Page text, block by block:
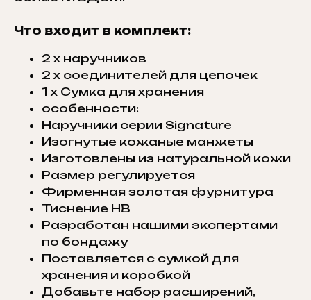
Что входит в комплект:
2 х наручников
2 х соединителей для цепочек
1 х Сумка для хранения
особенности:
Наручники серии Signature
Изогнутые кожаные манжеты
Изготовлены из натуральной кожи
Размер регулируется
Фирменная золотая фурнитура
Тиснение HB
Разработан нашими экспертами
по бондажу
Поставляется с сумкой для
хранения и коробкой
Добавьте набор расширений,